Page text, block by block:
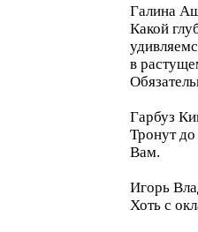
Галина
Какой
в
Гарбуз
Тронут
Вам.
Игорь
Хоть с